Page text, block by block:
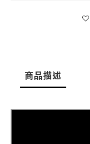
商品描述